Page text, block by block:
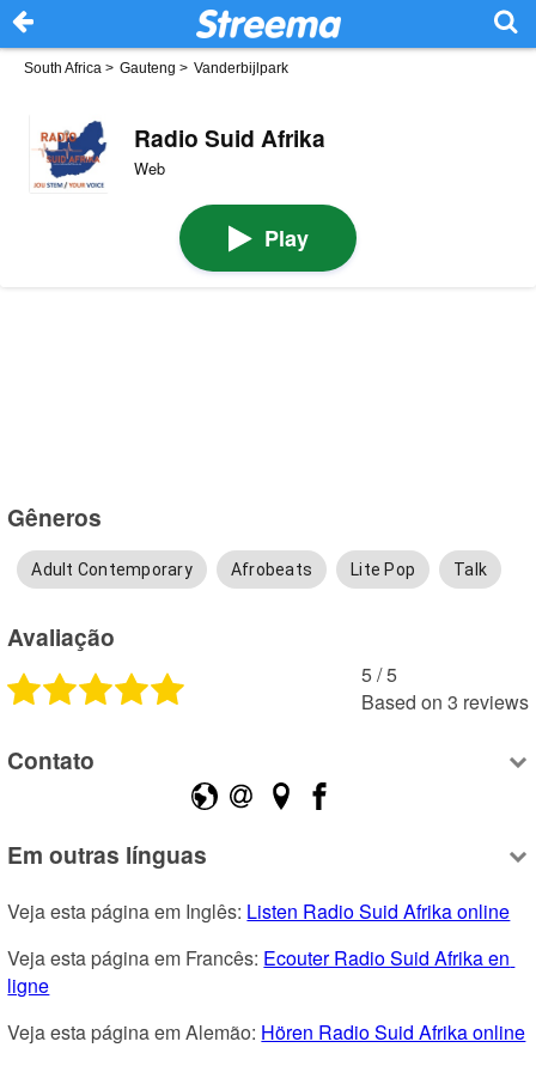
South Africa > Gauteng > Vanderbijlpark
Radio Suid Afrika
Web
Play
Gêneros
Adult Contemporary Afrobeats Lite Pop Talk
Avaliação
5 /5
Based on 3 reviews
Contato
Em outras línguas
Veja esta página em Inglês: Listen Radio Suid Afrika online
Veja esta página em Francês: Ecouter Radio Suid Afrika en
ligne
Veja esta página em Alemão: Hören Radio Suid Afrika online